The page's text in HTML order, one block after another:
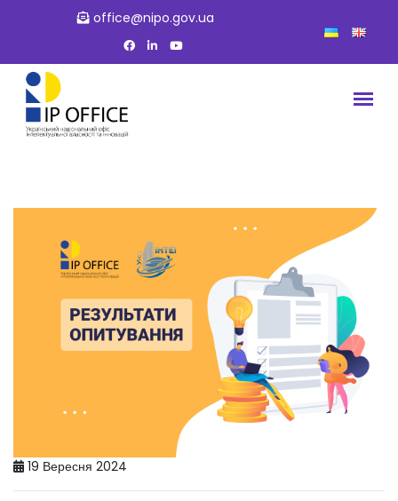
office@nipo.gov.ua
19 Вересня 2024